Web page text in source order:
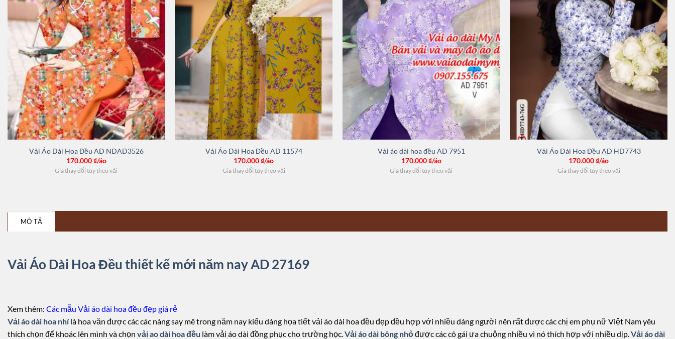
Vải Áo Dài Hoa Đều AD NDAD3526
170.000₫/áo
Giá thay đổi tùy theo vải
Vải Áo Dài Hoa Đều AD 11574
170.000₫/áo
Giá thay đổi tùy theo vải
Vải áo dài hoa đều AD 7951
170.000₫/áo
Giá thay đổi tùy theo vải
Vải Áo Dài Hoa Đều AD HD7743
170.000₫/áo
Giá thay đổi tùy theo vải
MÔ TẢ
Vải Áo Dài Hoa Đều thiết kế mới năm nay AD 27169
Xem thêm: Các mẫu Vải áo dài hoa đều đẹp giá rẻ
Vải áo dài hoa nhílà hoa văn được các các nàng say mê trong năm nay kiểu dáng họa tiết vải áo dài hoa đều đẹp đều hợp với nhiều dáng người nên rất được các chị em phụ nữ Việt Nam yêu
thích chọn để khoác lên mình và chọn vải ao dài hoa đều làm vải áo dài đồng phục cho trường học. Vải áo dài bông nhỏđược các cô gái ưa chuộng nhiều vì nó thích hợp với nhiều dịp. Vải áo dài